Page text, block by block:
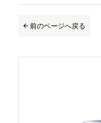
前のページへ戻る